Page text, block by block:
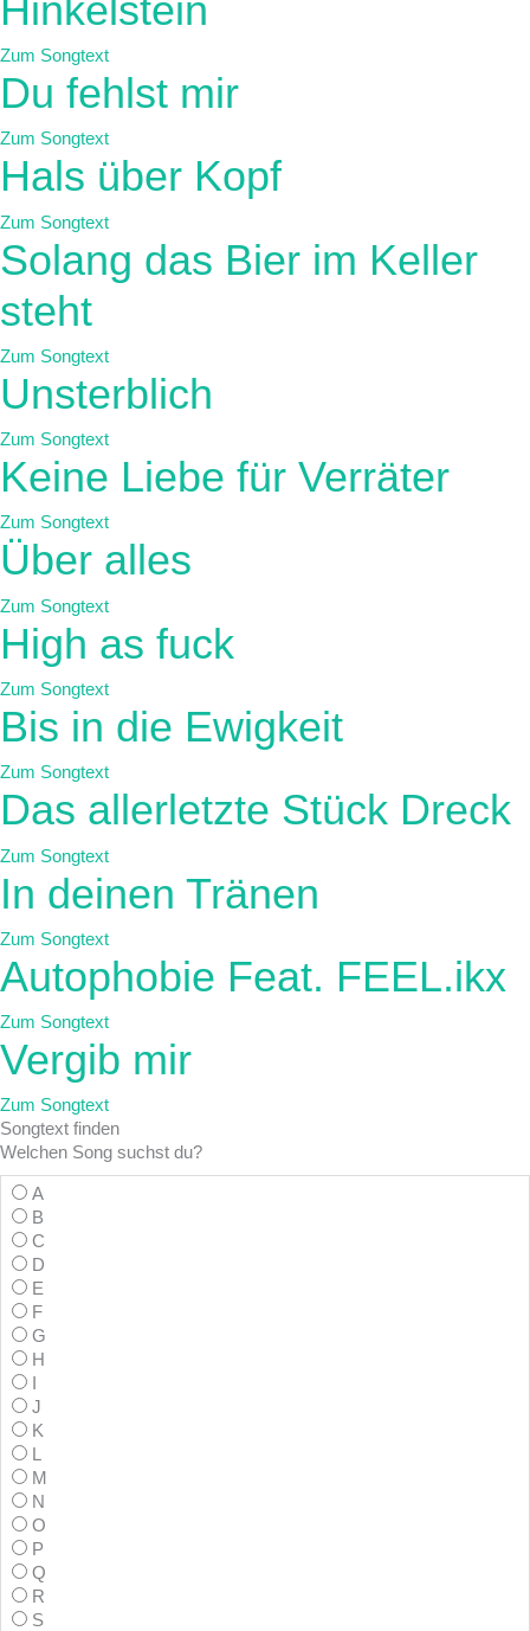
Hinkelstein
Zum Songtext
Du fehlst mir
Zum Songtext
Hals über Kopf
Zum Songtext
Solang das Bier im Keller
steht
Zum Songtext
Unsterblich
Zum Songtext
Keine Liebe für Verräter
Zum Songtext
Über alles
Zum Songtext
High as fuck
Zum Songtext
Bis in die Ewigkeit
Zum Songtext
Das allerletzte Stück Dreck
Zum Songtext
In deinen Tränen
Zum Songtext
Autophobie Feat. FEEL.ikx
Zum Songtext
Vergib mir
Zum Songtext
Songtext finden
Welchen Song suchst du?
A
B
C
D
E
F
G
H
J
K
M
N
O
P
Q
R
S